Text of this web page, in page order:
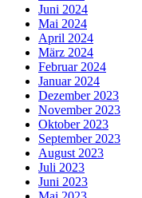
Juni 2024
Mai 2024
April 2024
März 2024
Februar 2024
Januar 2024
Dezember 2023
November 2023
Oktober 2023
September 2023
August 2023
Juli 2023
Juni 2023